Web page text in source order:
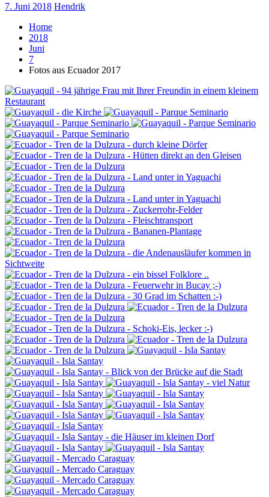
7. Juni 2018 Hendrik
Home
2018
Juni
7
Fotos aus Ecuador 2017